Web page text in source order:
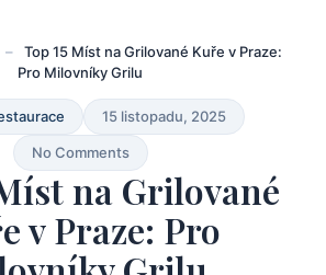
–
Top 15 Míst na Grilované Kuře v Praze:
Pro Milovníky Grilu
15 listopadu, 2025
No Comments
na Grilované
v Praze: Pro